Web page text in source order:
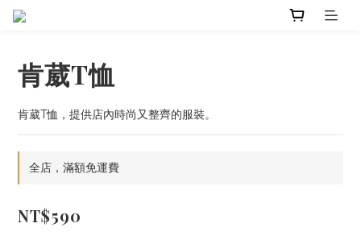
肯葳T恤
肯葳T恤，提供店內時尚又整齊的服裝。
全店，滿額免運費
NT$590